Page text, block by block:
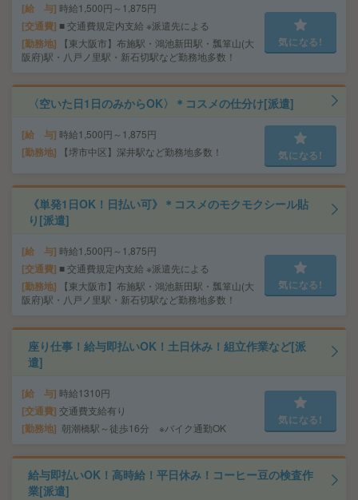
給 与 時給1,500円～1,875円
交通費 ■ 交通費規定内支給 ※派遣先による
勤務地
【東大阪市】布施駅・鴻池新田駅・瓢箪山(大
阪府)駅・八戸ノ里駅・新石切駅など勤務地多数！
気になる!
〈空いた日1日のみからOK〉＊コスメの仕分け[派遣]
給 与 時給1,500円～1,875円
勤務地 【堺市中区】深井駅など勤務地多数！ 気になる!
《単発1日OK！日払い可》＊コスメのモクモクシール貼
り[派遣]
給 与 時給1,500円～1,875円
交通費 ■ 交通費規定内支給 ※派遣先による
勤務地
【東大阪市】布施駅・鴻池新田駅・瓢箪山(大
阪府)駅・八戸ノ里駅・新石切駅など勤務地多数！
気になる!
座り仕事！給与即払いOK！土日休み！組立作業など[派
遣]
給 与 時給1310円
交通費 交通費支給有り
勤務地 朝潮橋駅～徒歩16分 ※バイク通勤OK
気になる!
給与即払いOK！高時給！平日休み！コーヒー豆の検査作
業[派遣]